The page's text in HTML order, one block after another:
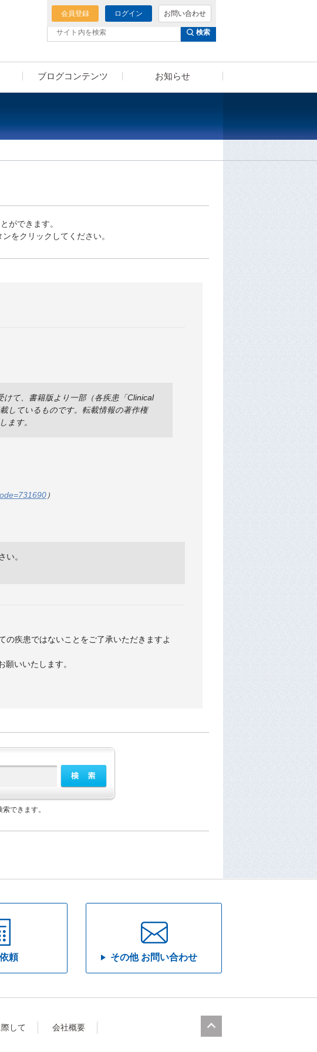
会員登録 ログイン お問い合わせ
検索
ブログコンテンツ お知らせ
ができます。
をクリックしてください。
て、書籍版より一部（各疾患「Clinical
しているものです。転載情報の著作権
ます。
）
い。
疾患ではないことをご了承いただきますよ
いいたします。
できます。
頼 その他 お問い合わせ
して 会社概要